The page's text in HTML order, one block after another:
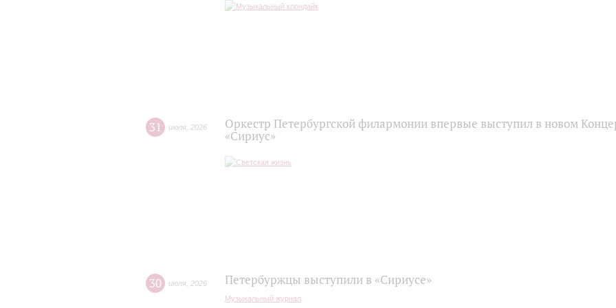
31 июля 2026
Оркестр Петербургской филармонии впервые выступил в новом
«Сириус»
30 июля 2026 Петербуржцы выступили в «Сириусе»
Музыкальный журнал